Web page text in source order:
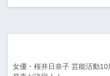
女優・桜井日奈子 芸能活動